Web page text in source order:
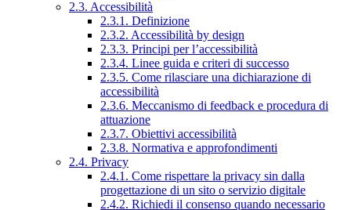
2.3. Accessibilità
2.3.1. Definizione
2.3.2. Accessibilità by design
2.3.3. Principi per l’accessibilità
2.3.4. Linee guida e criteri di successo
2.3.5. Come rilasciare una dichiarazione di
accessibilità
2.3.6. Meccanismo di feedback e procedura di
attuazione
2.3.7. Obiettivi accessibilità
2.3.8. Normativa e approfondimenti
2.4. Privacy
2.4.1. Come rispettare la privacy sin dalla
progettazione di un sito o servizio digitale
2.4.2. Richiedi il consenso quando necessario